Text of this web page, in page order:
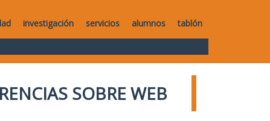
investigación servicios alumnos tablón
SOBRE WEB